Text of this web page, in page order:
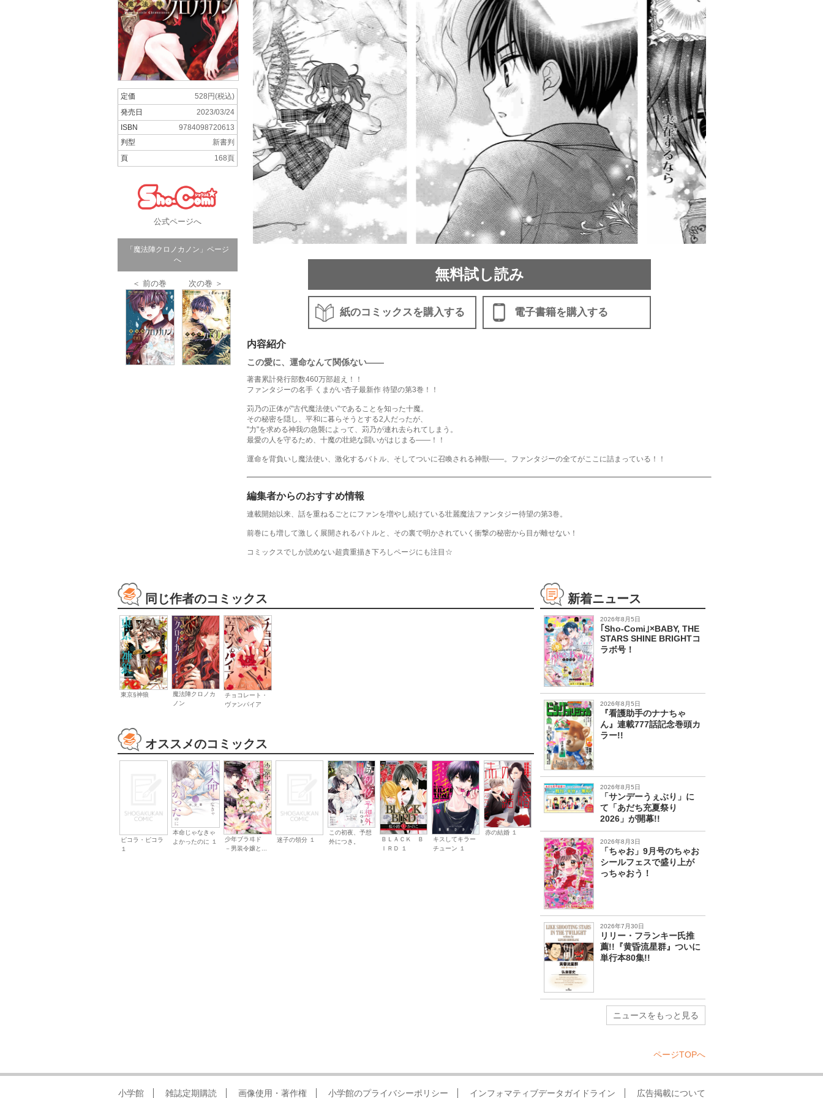
定価
528円(税込)
発売日
2023/03/24
ISBN
9784098720613
判型
新書判
頁
168頁
公式ページへ
「魔法陣クロノカノン」ページ
へ
＜ 前の巻 次の巻 ＞
無料試し読み
紙のコミックスを購入する 電子書籍を購入する
内容紹介
この愛に、運命なんて関係ない――
著書累計発行部数460万部超え！！
ファンタジーの名手 くまがい杏子最新作 待望の第3巻！！
苅乃の正体が"古代魔法使い"であることを知った十魔。
その秘密を隠し、平和に暮らそうとする2人だったが、
"力"を求める神我の急襲によって、苅乃が連れ去られてしまう。
最愛の人を守るため、十魔の壮絶な闘いがはじまる――！！
運命を背負いし魔法使い、激化するバトル、そしてついに召喚される神獣――。ファンタジーの全てがここに詰まっている！！
編集者からのおすすめ情報
連載開始以来、話を重ねるごとにファンを増やし続けている壮麗魔法ファンタジー待望の第3巻。
前巻にも増して激しく展開されるバトルと、その裏で明かされていく衝撃の秘密から目が離せない！
コミックスでしか読めない超貴重描き下ろしページにも注目☆
同じ作者のコミックス
東京§神狼
魔法陣クロノカ
ノン
チョコレート・
ヴァンパイア
オススメのコミックス
ピコラ・ピコラ
１
本命じゃなきゃ
よかったのに １
少年ブラヰド
－男装令嬢と...
迷子の領分 １
この初夜、予想
外につき。
ＢＬＡＣＫ Ｂ
ＩＲＤ １
キスしてキラー
チューン １
赤の結婚 １
新着ニュース
2026年8月5日
｢Sho-Comi｣×BABY, THE
STARS SHINE BRIGHTコ
ラボ号！
2026年8月5日
『看護助手のナナちゃ
ん』連載777話記念巻頭カ
ラー!!
2026年8月5日
「サンデーうぇぶり」に
て「あだち充夏祭り
2026」が開幕!!
2026年8月3日
「ちゃお」9月号のちゃお
シールフェスで盛り上が
っちゃおう！
2026年7月30日
リリー・フランキー氏推
薦!!『黄昏流星群』ついに
単行本80集!!
ニュースをもっと見る
ページTOPへ
小学館 雑誌定期購読 画像使用・著作権 小学館のプライバシーポリシー インフォマティブデータガイドライン 広告掲載について